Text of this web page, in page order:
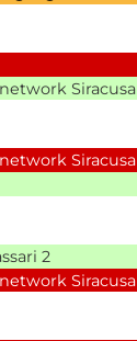
Siracusa
Siracusa
2
Siracusa